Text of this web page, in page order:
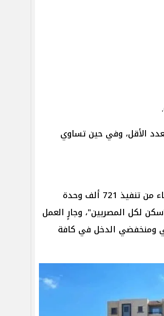
الأقل، وفي حين تساوي
أوضحت وزارة الإسكان الاجتماعي أنه قد تم الإنتهاء من تنفيذ 721 ألف وحدة
لكل المصريين"، وجارٍ العمل
ومنخفضي الدخل في كافة